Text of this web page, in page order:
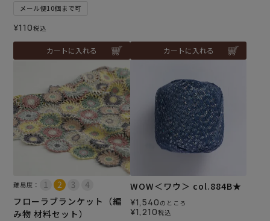
メール便10個まで可
¥110税込
カートに入れる カートに入れる
難易度：
フローラブランケット（編
み物 材料セット）
WOW＜ワウ＞ col.884B★
¥1,540 のところ
¥1,210税込